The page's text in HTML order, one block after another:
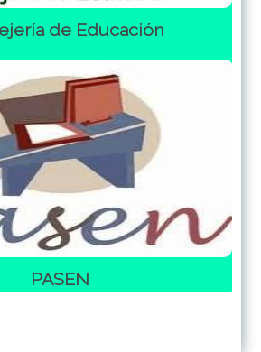
de Educación
PASEN